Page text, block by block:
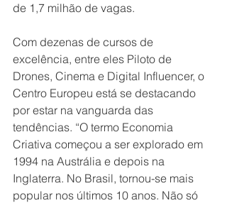
de 1,7 milhão de vagas.
Com dezenas de cursos de
excelência, entre eles Piloto de
Drones, Cinema e Digital Influencer, o
Centro Europeu está se destacando
por estar na vanguarda das
tendências. “O termo Economia
Criativa começou a ser explorado em
1994 na Austrália e depois na
Inglaterra. No Brasil, tornou-se mais
popular nos últimos 10 anos. Não só